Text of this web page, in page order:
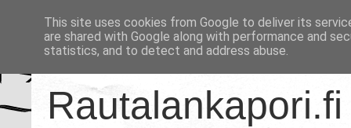
Rautalankapori.fi
This site uses cookies from Google to deliver its
are shared with Google along with performance and
statistics, and to detect and address abuse.